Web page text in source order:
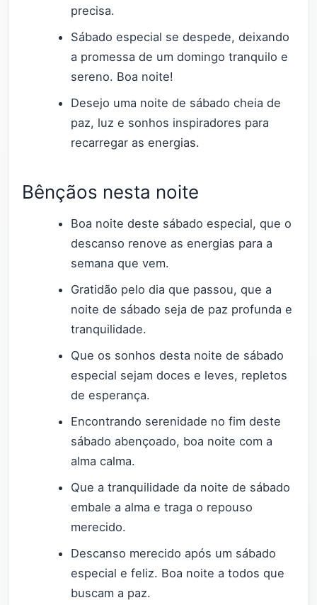
precisa.
Sábado especial se despede, deixando
a promessa de um domingo tranquilo e
sereno. Boa noite!
Desejo uma noite de sábado cheia de
paz, luz e sonhos inspiradores para
recarregar as energias.
Bênçãos nesta noite
Boa noite deste sábado especial, que o
descanso renove as energias para a
semana que vem.
Gratidão pelo dia que passou, que a
noite de sábado seja de paz profunda e
tranquilidade.
Que os sonhos desta noite de sábado
especial sejam doces e leves, repletos
de esperança.
Encontrando serenidade no fim deste
sábado abençoado, boa noite com a
alma calma.
Que a tranquilidade da noite de sábado
embale a alma e traga o repouso
merecido.
Descanso merecido após um sábado
especial e feliz. Boa noite a todos que
buscam a paz.